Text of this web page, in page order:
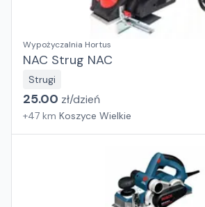
Wypożyczalnia Hortus
NAC Strug NAC
Strugi
25.00 zł/dzień
+47 km Koszyce Wielkie